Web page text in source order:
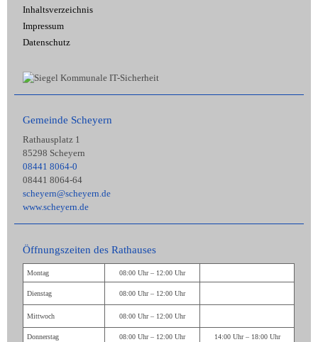
Inhaltsverzeichnis
Impressum
Datenschutz
Gemeinde Scheyern
Rathausplatz 1
85298 Scheyern
08441 8064-0
08441 8064-64
scheyern@scheyern.de
www.scheyern.de
Öffnungszeiten des Rathauses
Montag 08:00 Uhr – 12:00 Uhr
Dienstag 08:00 Uhr – 12:00 Uhr
Mittwoch 08:00 Uhr – 12:00 Uhr
Donnerstag 08:00 Uhr – 12:00 Uhr 14:00 Uhr – 18:00 Uhr